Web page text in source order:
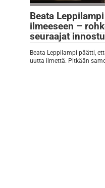
Beata
ilmeeseen –
seuraajat
Beata Leppilampi päätti,
uutta ilmettä. Pitkään